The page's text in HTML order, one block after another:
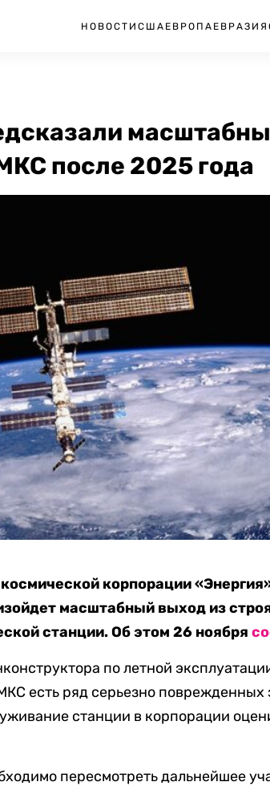
НОВОСТИ США ЕВРОПА ЕВРАЗИЯ
после 2025 года
корпорации
масштабный выход из
станции. Об этом 26 ноября
по летной
есть ряд серьезно поврежденных
станции в корпорации
пересмотреть дальнейшее